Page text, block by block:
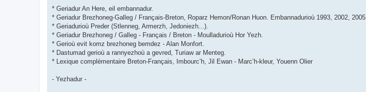
* Geriadur An Here, eil embannadur.
* Geriadur Brezhoneg-Galleg / Français-Breton, Roparz Hemon/Ronan Huon. Embannadurioù 1993, 2002, 2005.
* Geriadurioù Preder (Stlenneg, Armerzh, Jedoniezh...).
* Geriadur Brezhoneg / Galleg - Français / Breton - Moulladurioù Hor Yezh.
* Gerioù evit komz brezhoneg bemdez - Alan Monfort.
* Dastumad gerioù a rannyezhoù a gevred, Turiaw ar Menteg.
* Lexique complémentaire Breton-Français, Imbourc’h, Jil Ewan - Marc’h-kleur, Youenn Olier
- Yezhadur -